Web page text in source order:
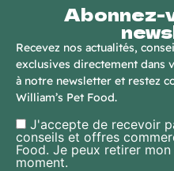
Abonnez-
Recevez nos actualités,
exclusives directement dans
à notre newsletter et restez
William’s Pet Food.
J'accepte de recevoir
conseils et offres
Food. Je peux retirer
moment.